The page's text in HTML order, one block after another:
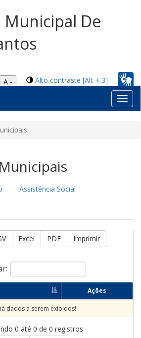
De
Alto contraste [Alt + 3]
A -
Assistência Social
Excel PDF Imprimir
Ações
dados a serem exibidos!
0 até 0 de 0 registros